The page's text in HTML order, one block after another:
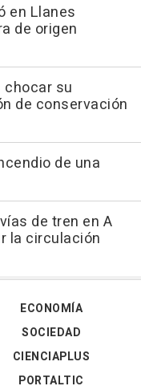
en Llanes
de origen
su
de conservación
de una
de tren en A
la circulación
ECONOMÍA
SOCIEDAD
CIENCIAPLUS
PORTALTIC